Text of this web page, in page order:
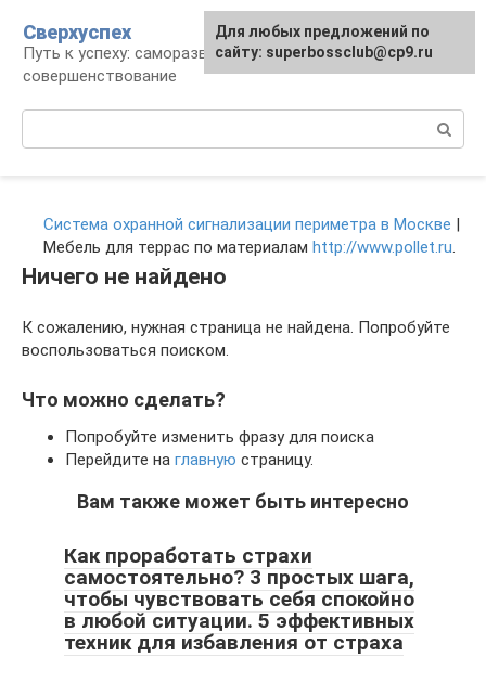
контенту
Сверхуспех
Путь к успеху: саморазвитие и
совершенствование
Система охранной сигнализации периметра в Москве |
Мебель для террас по материалам http://www.pollet.ru.
Ничего не найдено
К сожалению, нужная страница не найдена. Попробуйте
воспользоваться поиском.
Что можно сделать?
Попробуйте изменить фразу для поиска
Перейдите на главную страницу.
Вам также может быть интересно
Как проработать страхи
самостоятельно? 3 простых шага,
чтобы чувствовать себя спокойно
в любой ситуации. 5 эффективных
техник для избавления от страха
Для любых предложений по
сайту: superbossclub@cp9.ru